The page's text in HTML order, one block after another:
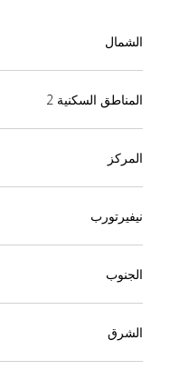
الشمال
المناطق السكنية 2
المركز
نيفيرتورب
الجنوب
الشرق